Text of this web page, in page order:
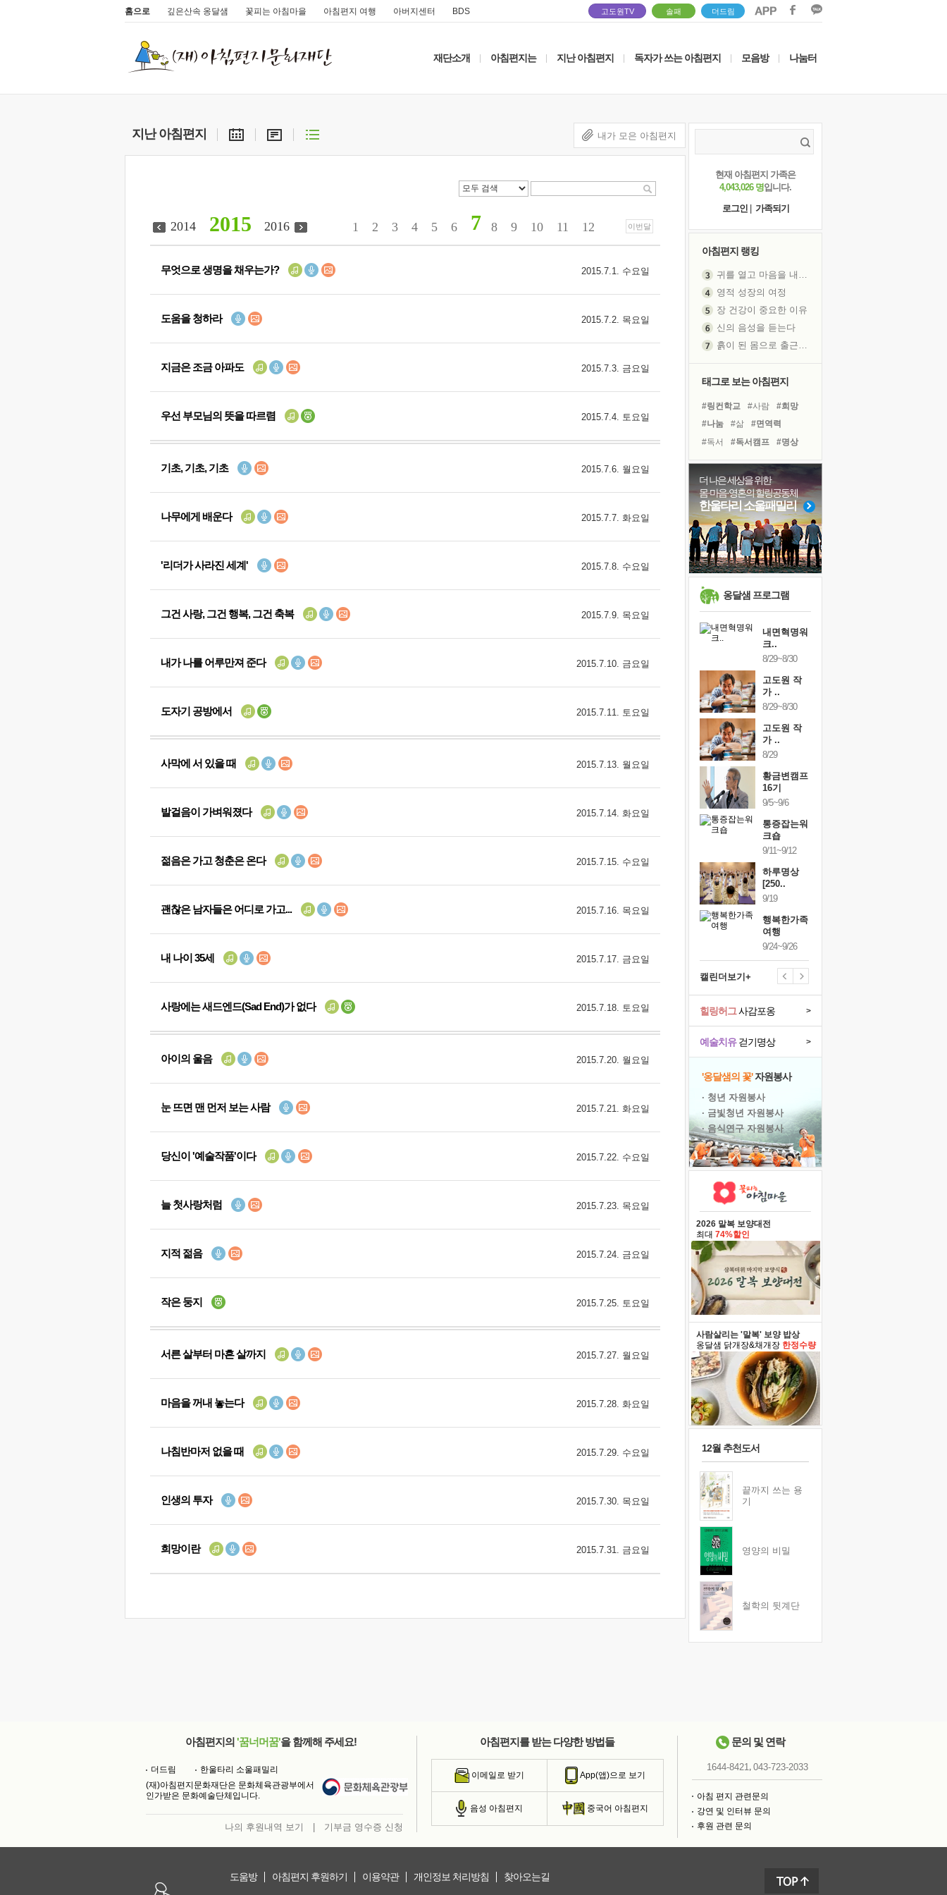
홈으로 깊은산속 옹달샘 꽃피는 아침마을 아침편지 여행 아버지센터 BDS 고도원TV 솔패 더드림
재단소개 아침편지는 지난 아침편지 독자가 쓰는 아침편지 모음방 나눔터
지난 아침편지 내가 모은 아침편지
2015
2014 2016 1 2 3 4 5 6 7 8 9 10 11 12 이번달
무엇으로 생명을 채우는가? 2015.7.1. 수요일
도움을 청하라 2015.7.2. 목요일
지금은 조금 아파도 2015.7.3. 금요일
우선 부모님의 뜻을 따르렴 2015.7.4. 토요일
기초, 기초, 기초 2015.7.6. 월요일
나무에게 배운다 2015.7.7. 화요일
'리더가 사라진 세계' 2015.7.8. 수요일
그건 사랑, 그건 행복, 그건 축복 2015.7.9. 목요일
내가 나를 어루만져 준다 2015.7.10. 금요일
도자기 공방에서 2015.7.11. 토요일
사막에 서 있을 때 2015.7.13. 월요일
발걸음이 가벼워졌다 2015.7.14. 화요일
젊음은 가고 청춘은 온다 2015.7.15. 수요일
괜찮은 남자들은 어디로 가고... 2015.7.16. 목요일
내 나이 35세 2015.7.17. 금요일
사랑에는 새드엔드(Sad End)가 없다 2015.7.18. 토요일
아이의 울음 2015.7.20. 월요일
눈 뜨면 맨 먼저 보는 사람 2015.7.21. 화요일
당신이 '예술작품'이다 2015.7.22. 수요일
늘 첫사랑처럼 2015.7.23. 목요일
지적 젊음 2015.7.24. 금요일
작은 둥지 2015.7.25. 토요일
서른 살부터 마흔 살까지 2015.7.27. 월요일
마음을 꺼내 놓는다 2015.7.28. 화요일
나침반마저 없을 때 2015.7.29. 수요일
인생의 투자 2015.7.30. 목요일
희망이란 2015.7.31. 금요일
현재 아침편지 가족은
4,043,026 명입니다.
로그인
가족되기
아침편지 랭킹
귀를 열고 마음을 내어주고
영적 성장의 여정
장 건강이 중요한 이유
신의 음성을 듣는다
흙이 된 몸으로 출근하는 여자
졸업식 사진을 보며
극심한 변비, 어깨결림, 수면 장애
아픈 아버지를 위한 공간 설계
슬럼프
보고 싶은 어머니
유년 시절의 부산 영도 바다
못된 꼰대들
희망이란
'모른다'는 것
태그로 보는 아침편지
#링컨학교 #사람
#희망
#나눔
#삶
#면역력
#독서
#독서캠프
#명상
#건강
#선택
#바이러스
#리더
#계획
#도움
#다짐
#경험
#비전캠프
#친구
#유튜브 #힐링
더 나은 세상을 위한
몸·마음·영혼의 힐링공동체
한울타리 소울패밀리
옹달샘 프로그램
10/9~10/10
10/17~10/18
17기
크숍
크..
내면혁명워
크..
8/29~8/30
고도원 작
가 ..
8/29~8/30
고도원 작
가 ..
8/29
황금변캠프
16기
9/5~9/6
통증잡는워
크숍
9/11~9/12
하루명상
[250..
9/19
행복한가족
여행
9/24~9/26
캘린더보기+
예술치유걷기명상 >
힐링허그사감포옹 >
'옹달샘의 꽃'자원봉사
· 청년 자원봉사
· 금빛청년 자원봉사
· 음식연구 자원봉사
2026 말복 보양대전
최대 74%할인
사람살리는 '말복' 보양 밥상
옹달샘 닭개장&채개장 한정수량
12월 추천도서
끝까지 쓰는 용
기
영양의 비밀
철학의 뒷계단
아침편지의 '꿈너머꿈'을 함께해 주세요!
더드림
한울타리 소울패밀리
(재)아침편지문화재단은 문화체육관광부에서
인가받은 문화예술단체입니다.
나의 후원내역 보기 기부금 영수증 신청
아침편지를 받는 다양한 방법들
이메일로 받기 App(앱)으로 보기
음성 아침편지 중국어 아침편지
문의 및 연락
1644-8421, 043-723-2033
아침 편지 관련문의
강연 및 인터뷰 문의
후원 관련 문의
도움방 아침편지 후원하기 이용약관 개인정보 처리방침 찾아오는길